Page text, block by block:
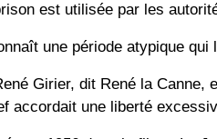
est utilisée par les
une période atypique
Girier, dit René la
accordait une liberté